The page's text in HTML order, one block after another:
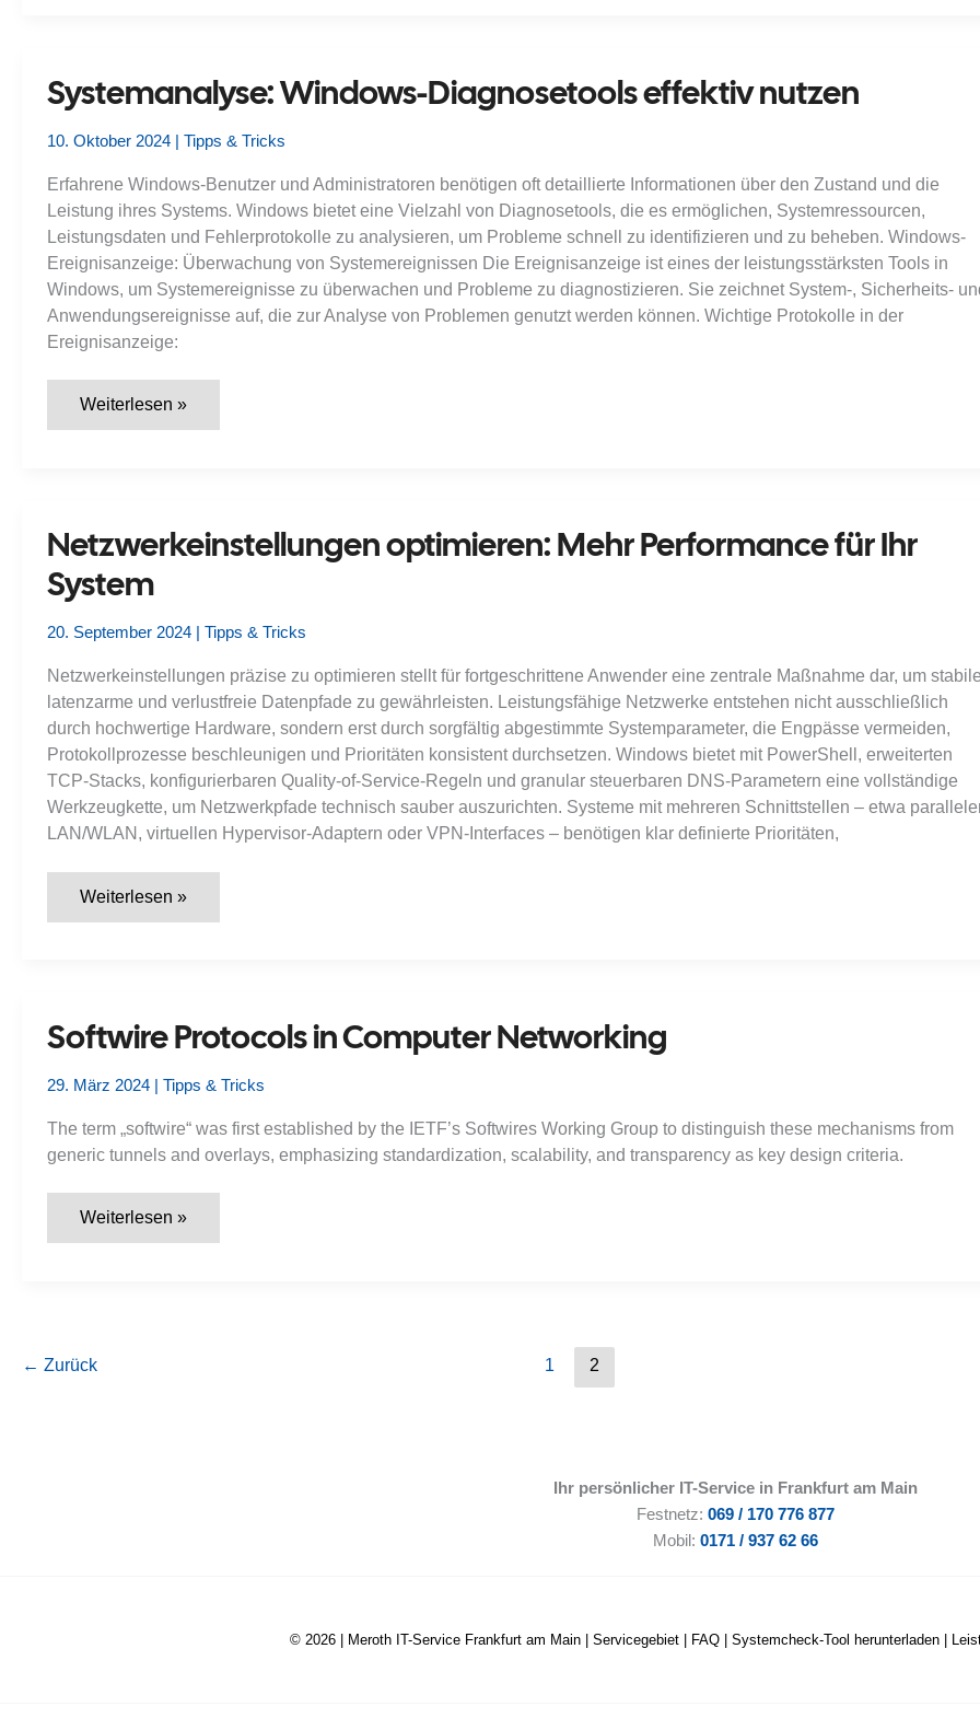
Systemanalyse: Windows-Diagnosetools effektiv nutzen
10. Oktober 2024 | Tipps & Tricks
Erfahrene Windows-Benutzer und Administratoren benötigen oft detaillierte Informationen über den Zustand und die
Leistung ihres Systems. Windows bietet eine Vielzahl von Diagnosetools, die es ermöglichen, Systemressourcen,
Leistungsdaten und Fehlerprotokolle zu analysieren, um Probleme schnell zu identifizieren und zu beheben. Windows-
Ereignisanzeige: Überwachung von Systemereignissen Die Ereignisanzeige ist eines der leistungsstärksten Tools in
Windows, um Systemereignisse zu überwachen und Probleme zu diagnostizieren. Sie zeichnet System-, Sicherheits-
Anwendungsereignisse auf, die zur Analyse von Problemen genutzt werden können. Wichtige Protokolle in der
Ereignisanzeige:
Systemanalyse:
Weiterlesen »
Netzwerkeinstellungen optimieren: Mehr Performance für Ihr
System
20. September 2024 | Tipps & Tricks
Netzwerkeinstellungen präzise zu optimieren stellt für fortgeschrittene Anwender eine zentrale Maßnahme dar, um
latenzarme und verlustfreie Datenpfade zu gewährleisten. Leistungsfähige Netzwerke entstehen nicht ausschließlich
durch hochwertige Hardware, sondern erst durch sorgfältig abgestimmte Systemparameter, die Engpässe vermeiden,
Protokollprozesse beschleunigen und Prioritäten konsistent durchsetzen. Windows bietet mit PowerShell, erweiterten
TCP-Stacks, konfigurierbaren Quality-of-Service-Regeln und granular steuerbaren DNS-Parametern eine vollständige
Werkzeugkette, um Netzwerkpfade technisch sauber auszurichten. Systeme mit mehreren Schnittstellen – etwa
LAN/WLAN, virtuellen Hypervisor-Adaptern oder VPN-Interfaces – benötigen klar definierte Prioritäten,
Netzwerkeinstellungen
Weiterlesen »
Softwire Protocols in Computer Networking
29. März 2024 | Tipps & Tricks
The term „softwire“ was first established by the IETF’s Softwires Working Group to distinguish these mechanisms from
generic tunnels and overlays, emphasizing standardization, scalability, and transparency as key design criteria.
Softwire
Weiterlesen »
← Zurück 1 2
Ihr persönlicher IT-Service in Frankfurt am Main
Festnetz: 069 / 170 776 877
Mobil: 0171 / 937 62 66
© 2026 | Meroth IT-Service Frankfurt am Main Servicegebiet FAQ Systemcheck-Tool herunterladen